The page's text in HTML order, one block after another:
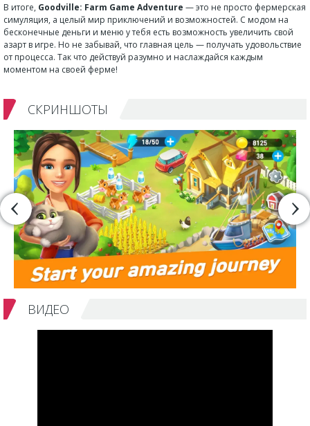
В итоге, Goodville: Farm Game Adventure — это не просто фермерская
симуляция, а целый мир приключений и возможностей. С модом на
бесконечные деньги и меню у тебя есть возможность увеличить свой
азарт в игре. Но не забывай, что главная цель — получать удовольствие
от процесса. Так что действуй разумно и наслаждайся каждым
моментом на своей ферме!
СКРИНШОТЫ
ВИДЕО